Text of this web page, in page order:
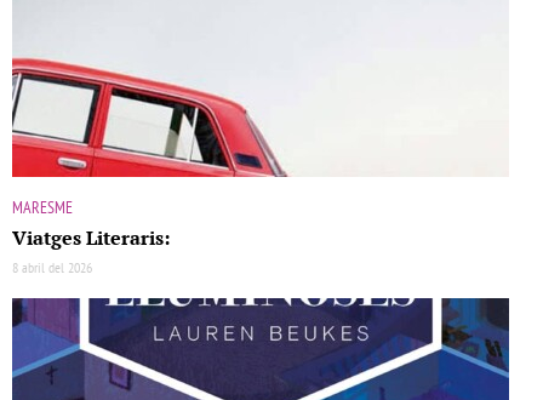
MARESME
Viatges Literaris:
8 abril del 2026